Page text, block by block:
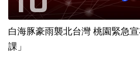
白海豚豪雨襲北台灣 桃園緊急
課」